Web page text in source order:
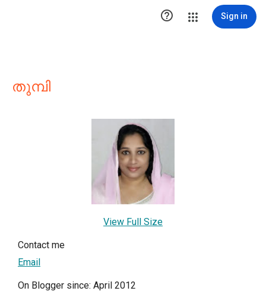
 Sign in
തുമ്പി
View Full Size
Contact me
Email
On Blogger since: April 2012